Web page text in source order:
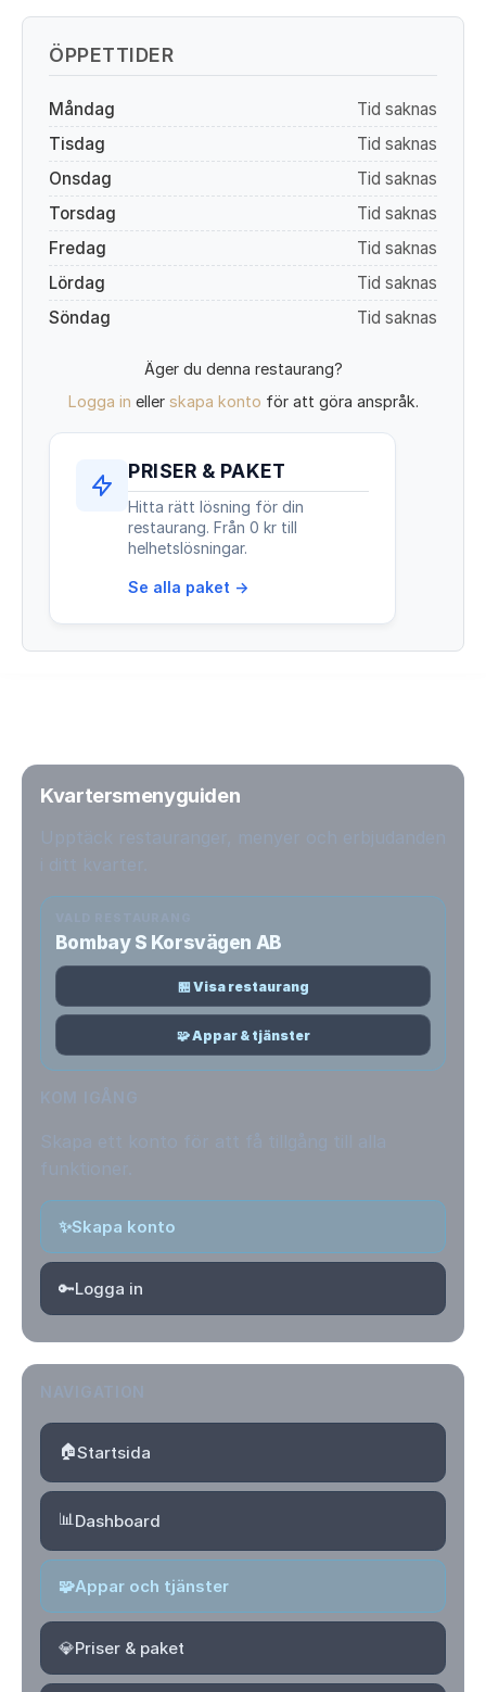
ÖPPETTIDER
Måndag
Tid saknas
Tisdag
Tid saknas
Onsdag
Tid saknas
Torsdag
Tid saknas
Fredag
Tid saknas
Lördag
Tid saknas
Söndag
Tid saknas
Äger du denna restaurang?
Logga in eller skapa konto för att göra anspråk.
PRISER & PAKET
Hitta rätt lösning för din
restaurang. Från 0 kr till
helhetslösningar.
Se alla paket →
Kvartersmenyguiden
Bombay S Korsvägen AB
🏪 Visa restaurang
🧩 Appar & tjänster
✨Skapa konto
🔑Logga in
🏠Startsida
📊Dashboard
🧩Appar och tjänster
💎Priser & paket